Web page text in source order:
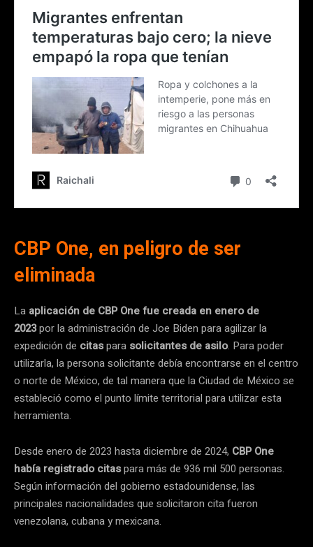
CBP One, en peligro de ser
eliminada
La aplicación de CBP Onefue creada en enero de
2023por la administración de Joe Biden para agilizar la
expedición de citaspara solicitantes de asilo. Para poder
utilizarla, la persona solicitante debía encontrarse en el centro
o norte de México, de tal manera que la Ciudad de México se
estableció como el punto límite territorial para utilizar esta
herramienta.
Desde enero de 2023 hasta diciembre de 2024, CBP One
había registrado citaspara más de 936 mil 500 personas.
Según información del gobierno estadounidense, las
principales nacionalidades que solicitaron cita fueron
venezolana, cubana y mexicana.